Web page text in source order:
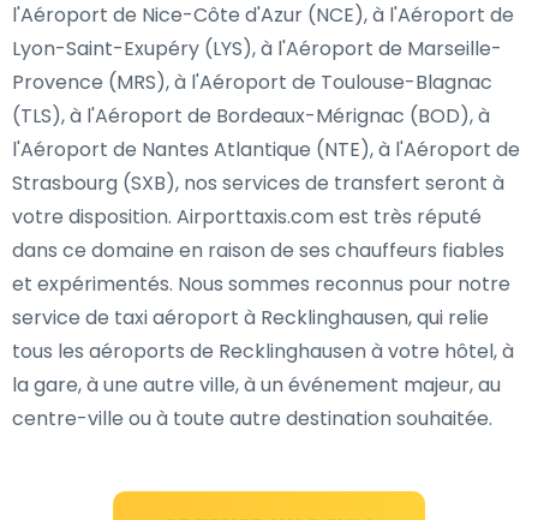
l'Aéroport de Nice-Côte d'Azur (NCE), à l'Aéroport de
Lyon-Saint-Exupéry (LYS), à l'Aéroport de Marseille-
Provence (MRS), à l'Aéroport de Toulouse-Blagnac
(TLS), à l'Aéroport de Bordeaux-Mérignac (BOD), à
l'Aéroport de Nantes Atlantique (NTE), à l'Aéroport de
Strasbourg (SXB), nos services de transfert seront à
votre disposition. Airporttaxis.com est très réputé
dans ce domaine en raison de ses chauffeurs fiables
et expérimentés. Nous sommes reconnus pour notre
service de taxi aéroport à Recklinghausen, qui relie
tous les aéroports de Recklinghausen à votre hôtel, à
la gare, à une autre ville, à un événement majeur, au
centre-ville ou à toute autre destination souhaitée.